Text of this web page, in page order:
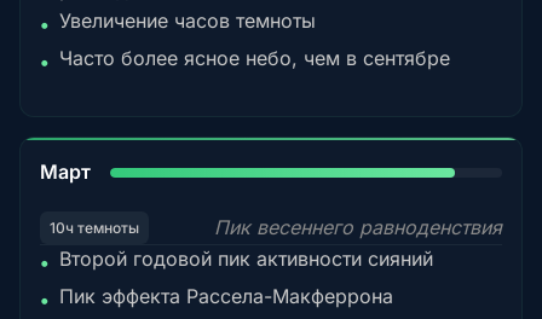
• Увеличение часов темноты
• Часто более ясное небо, чем в сентябре
Март
10ч темноты
Пик весеннего равноденствия
• Второй годовой пик активности сияний
• Пик эффекта Рассела-Макферрона